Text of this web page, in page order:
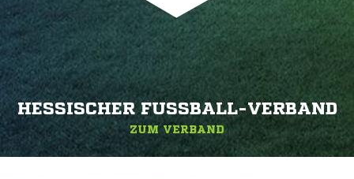
HESSISCHER FUSSBALL-VERBAND
ZUM VERBAND